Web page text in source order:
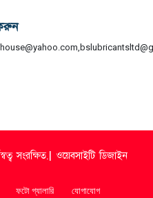
সংরক্ষিত.| ওয়েবসাইটি ডিজাইন
ফটো গ্যালারি যোগাযোগ